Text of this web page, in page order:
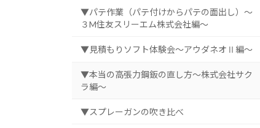
▼パテ作業（パテ付けからパテの面出し）～
３M住友スリーエム株式会社編～
▼見積もりソフト体験会～アウダネオⅡ編～
▼本当の高張力鋼鈑の直し方～株式会社サク
ラ編～
▼スプレーガンの吹き比べ